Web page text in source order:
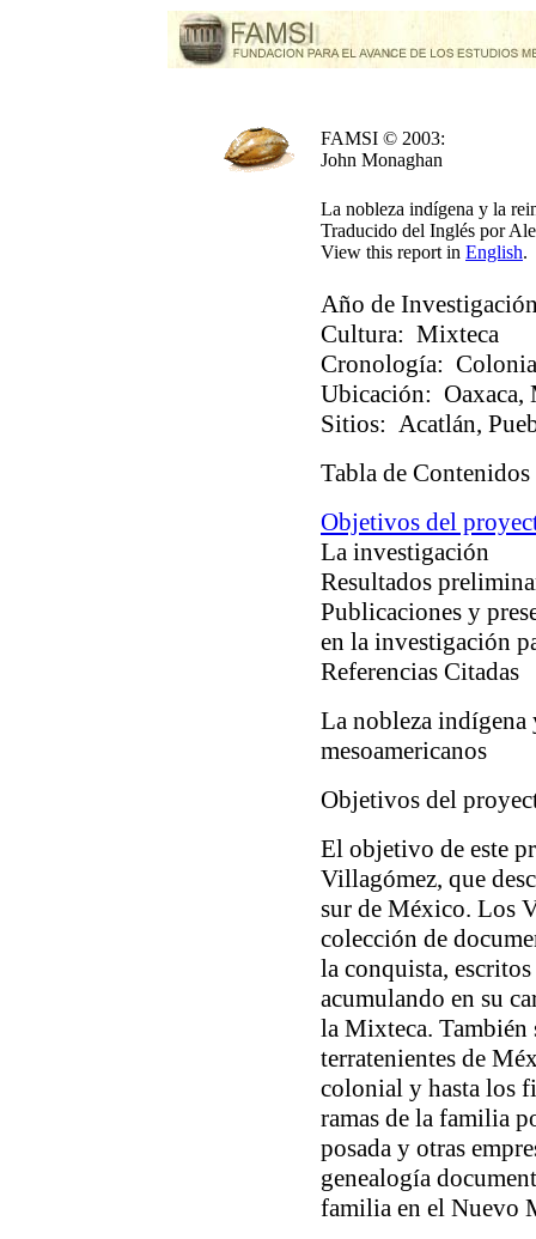
FAMSI © 2003:
John Monaghan
La nobleza indígena y la
Traducido del Inglés por
View this report in English.
Año de
Cultura: Mixteca
Cronología:
Ubicación: Oaxaca,
Sitios: Acatlán,
Tabla de Contenidos
Objetivos del
La investigación
Resultados
Publicaciones y
en la investigación
Referencias Citadas
La nobleza indígena
mesoamericanos
Objetivos del
El objetivo de este
Villagómez, que
sur de México. Los
colección de
la conquista,
acumulando en su
la Mixteca. También
terratenientes de
colonial y hasta los
ramas de la familia
posada y otras
genealogía
familia en el Nuevo